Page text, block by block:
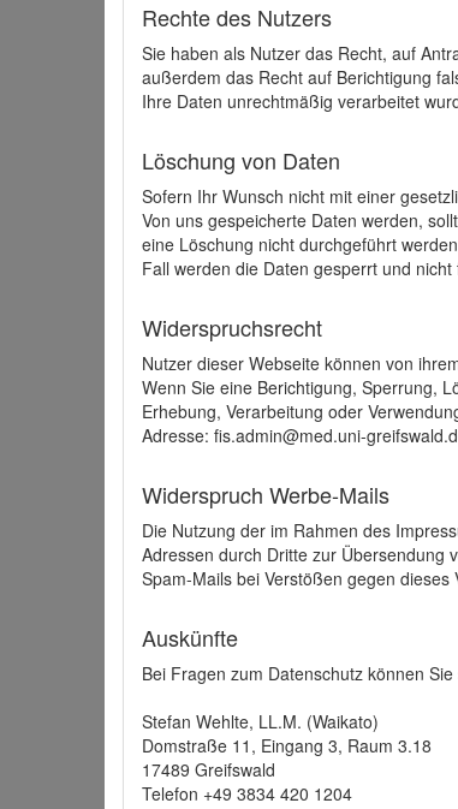
Rechte des Nutzers
Sie haben als Nutzer das Recht, auf
außerdem das Recht auf Berichtigung
Ihre Daten unrechtmäßig verarbeitet
Löschung von Daten
Sofern Ihr Wunsch nicht mit einer
Von uns gespeicherte Daten werden,
eine Löschung nicht durchgeführt
Fall werden die Daten gesperrt und
Widerspruchsrecht
Nutzer dieser Webseite können von
Wenn Sie eine Berichtigung, Sperrung,
Erhebung, Verarbeitung oder
Adresse: fis.admin@med.uni-
Widerspruch Werbe-Mails
Die Nutzung der im Rahmen des
Adressen durch Dritte zur Übersendung
Spam-Mails bei Verstößen gegen
Auskünfte
Bei Fragen zum Datenschutz können
Stefan Wehlte, LL.M. (Waikato)
Domstraße 11, Eingang 3, Raum 3.18
17489 Greifswald
Telefon +49 3834 420 1204